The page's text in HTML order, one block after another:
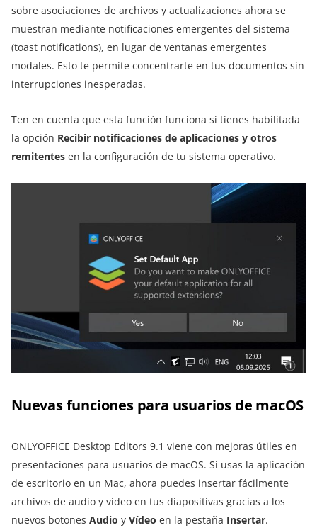
sobre asociaciones de archivos y actualizaciones ahora se
muestran mediante notificaciones emergentes del sistema
(toast notifications), en lugar de ventanas emergentes
modales. Esto te permite concentrarte en tus documentos sin
interrupciones inesperadas.
Ten en cuenta que esta función funciona si tienes habilitada
la opción Recibir notificaciones de aplicaciones y otros
remitentes en la configuración de tu sistema operativo.
Nuevas funciones para usuarios de macOS
ONLYOFFICE Desktop Editors 9.1 viene con mejoras útiles en
presentaciones para usuarios de macOS. Si usas la aplicación
de escritorio en un Mac, ahora puedes insertar fácilmente
archivos de audio y vídeo en tus diapositivas gracias a los
nuevos botones Audio y Vídeo en la pestaña Insertar.